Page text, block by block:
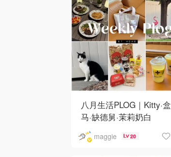
八月生活PLOG｜Kitty·盒
马·缺德舅·茉莉奶白
·Costco·Wendy's
maggie 20